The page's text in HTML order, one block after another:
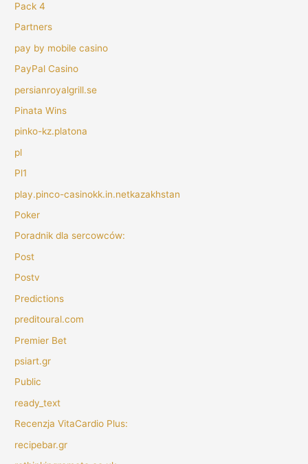
Pack 4
Partners
pay by mobile casino
PayPal Casino
persianroyalgrill.se
Pinata Wins
pinko-kz.platona
pl
Pl1
play.pinco-casinokk.in.netkazakhstan
Poker
Poradnik dla sercowców:
Post
Postv
Predictions
preditoural.com
Premier Bet
psiart.gr
Public
ready_text
Recenzja VitaCardio Plus:
recipebar.gr